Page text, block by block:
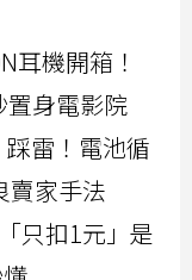
耳機開箱！
置身電影院
雷！電池循
賣家手法
只扣1元」是